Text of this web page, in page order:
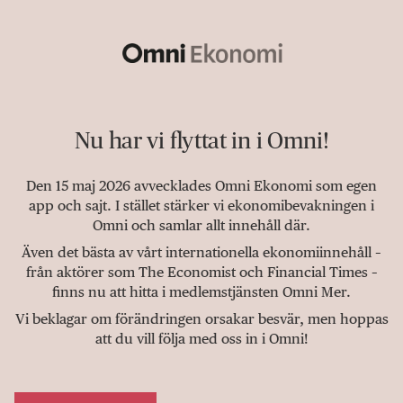
Nu har vi flyttat in i Omni!
Den 15 maj 2026 avvecklades Omni Ekonomi som egen
app och sajt. I stället stärker vi ekonomibevakningen i
Omni och samlar allt innehåll där.
Även det bästa av vårt internationella ekonomiinnehåll –
från aktörer som The Economist och Financial Times –
finns nu att hitta i medlemstjänsten Omni Mer.
Vi beklagar om förändringen orsakar besvär, men hoppas
att du vill följa med oss in i Omni!